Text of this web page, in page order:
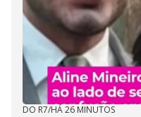
DO R7/HÁ 26 MINUTOS